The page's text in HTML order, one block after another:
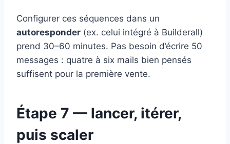
Configurer ces séquences dans un
autoresponder (ex. celui intégré à Builderall)
prend 30–60 minutes. Pas besoin d’écrire 50
messages : quatre à six mails bien pensés
suffisent pour la première vente.
Étape 7 — lancer, itérer,
puis scaler